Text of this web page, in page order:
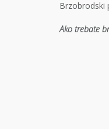
Brzobrodski
Ako trebate